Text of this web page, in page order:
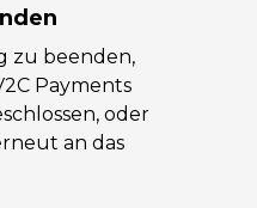
zu beenden,
Payments
oder
an das